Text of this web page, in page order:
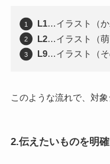
L1…イラスト（か
L2…イラスト（萌
L9…イラスト（そ
このような流れで、対
2.伝えたいものを明